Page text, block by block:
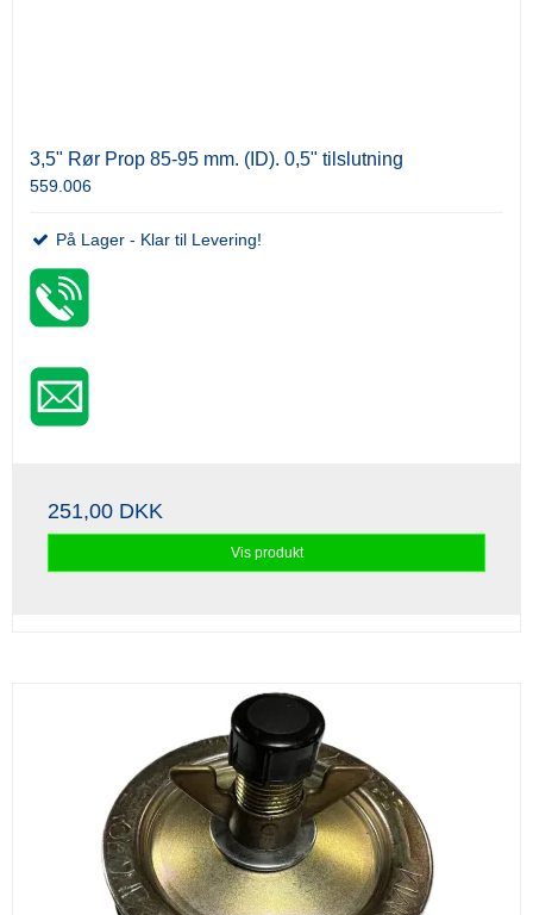
3,5" Rør Prop 85-95 mm. (ID). 0,5" tilslutning
559.006
På Lager - Klar til Levering!
251,00 DKK
Vis produkt